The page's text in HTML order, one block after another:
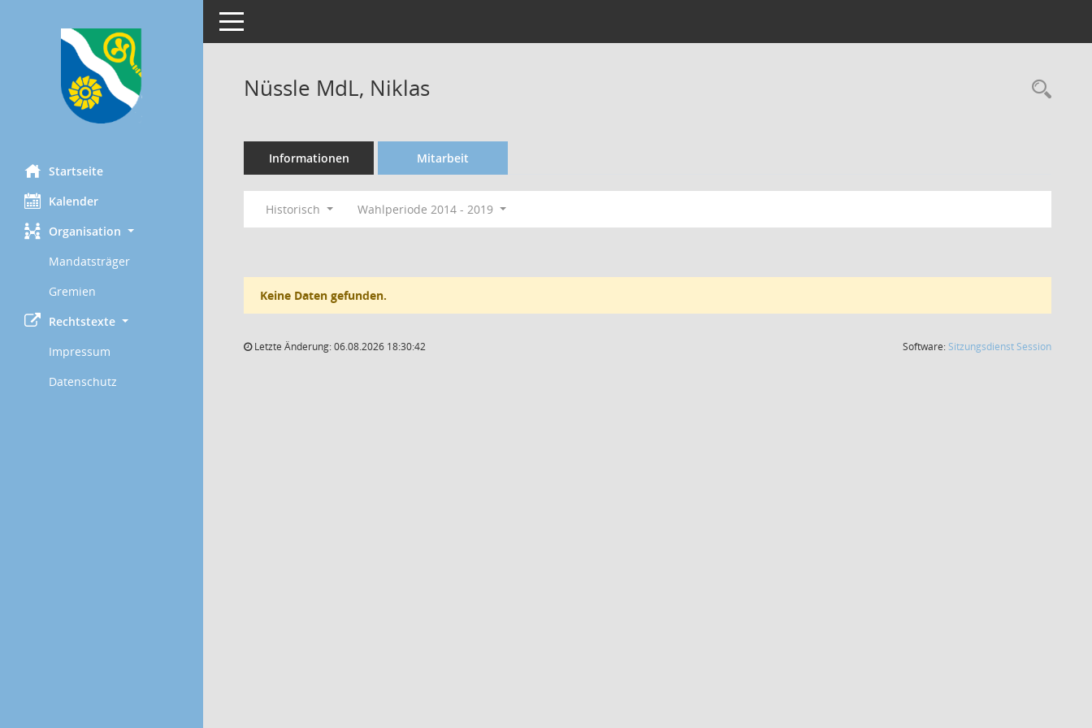
Startseite
Kalender
Organisation
Mandatsträger
Gremien
Rechtstexte
Impressum
Datenschutz
Toggle navigation
Nüssle MdL, Niklas
Informationen Mitarbeit
Historisch Wahlperiode 2014 - 2019
Keine Daten gefunden.
Letzte Änderung: 06.08.2026 18:30:42 Software: Sitzungsdienst Session(Wird in